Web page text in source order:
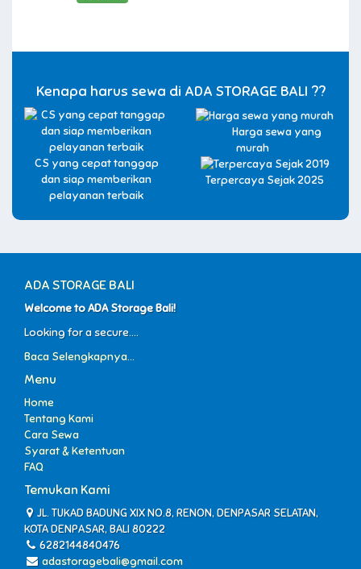
Kenapa harus sewa di ADA STORAGE BALI ??
CS yang cepat tanggap
dan siap memberikan
pelayanan terbaik
Harga sewa yang
murah
Terpercaya Sejak 2025
ADA STORAGE BALI
Welcome to ADA Storage Bali!
Looking for a secure....
Baca Selengkapnya...
Menu
Home
Tentang Kami
Cara Sewa
Syarat & Ketentuan
FAQ
Temukan Kami
JL. TUKAD BADUNG XIX NO.8, RENON, DENPASAR SELATAN,
KOTA DENPASAR, BALI 80222
6282144840476
adastoragebali@gmail.com